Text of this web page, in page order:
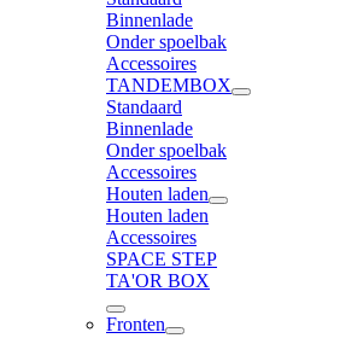
Binnenlade
Onder spoelbak
Accessoires
TANDEMBOX
Standaard
Binnenlade
Onder spoelbak
Accessoires
Houten laden
Houten laden
Accessoires
SPACE STEP
TA'OR BOX
Fronten